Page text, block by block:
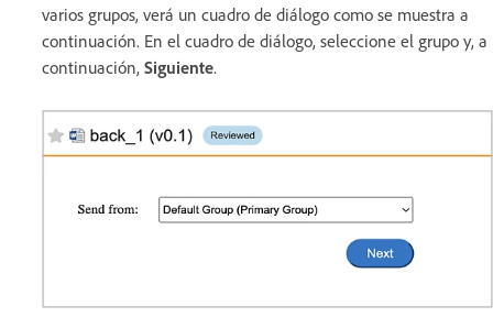
varios grupos, verá un cuadro de diálogo como se muestra a
continuación. En el cuadro de diálogo, seleccione el grupo y, a
continuación, Siguiente.